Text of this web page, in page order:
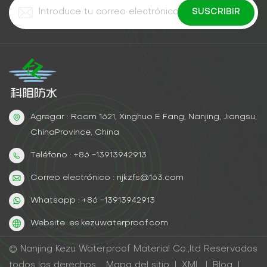
reemplazo de tuberías✔ Más de 50 años de vida útil
(frente a 15-20 para tuberías nuevas)✔ Cero
disrupción en la superficie—sin cierres de carreteras,
sin ciudadanos enojadosResultados reales: ahorros
de $380 millones en Los ÁngelesLos Ángeles
rehabilitado 14 millas de líneas de alcantarillado con
lechada de poliurea:✔ Terminado 18 meses antes✔
a los contribuyentes 380 millones de
dólares“Arreglamos tuberías debajo del centro sin
Departamento de Obras Públicas de Los ÁngelesEl
futuro de la reparación de fugasDeja de cavar.
Agregar : Room 1621, Xinghuo E Fang, Nanjing, Jiangsu,
ChinaProvince, China
Teléfono : +86 -13913942913
Correo electrónico : njkzfs@163.com
Whatsapp : +86 -13913942913
Website: es.kezuwaterproof.com
© Nanjing Kezu Waterproof Material Co.,ltd Reservados
todos los derechos .
Mapa del sitio XML Blog